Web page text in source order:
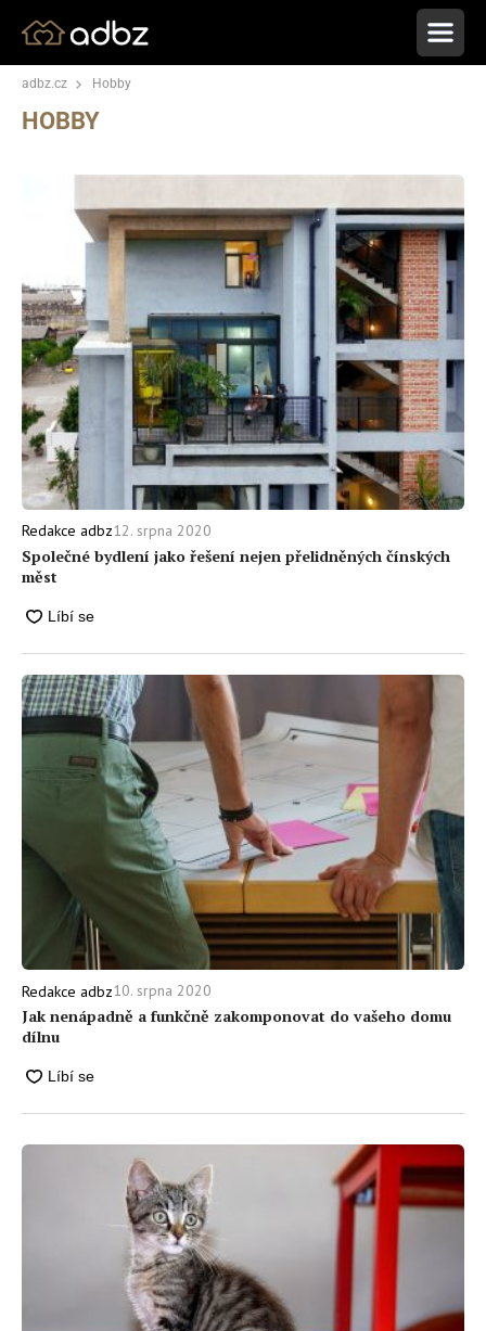
adbz.cz Hobby
HOBBY
Redakce adbz12. srpna 2020
Společné bydlení jako řešení nejen přelidněných čínských
měst
Redakce adbz10. srpna 2020
Jak nenápadně a funkčně zakomponovat do vašeho domu
dílnu